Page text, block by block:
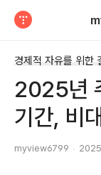
경제적 자유를 위한
2025년
기간, 비
myview6799